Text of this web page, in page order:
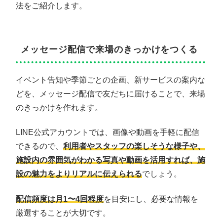
法をご紹介します。
メッセージ配信で来場のきっかけをつくる
イベント告知や季節ごとの企画、新サービスの案内な
どを、メッセージ配信で友だちに届けることで、来場
のきっかけを作れます。
LINE公式アカウントでは、画像や動画を手軽に配信
できるので、 利用者やスタッフの楽しそうな様子や、
施設内の雰囲気がわかる写真や動画を活用すれば、施
設の魅力をよりリアルに伝えられるでしょう。
配信頻度は月1〜4回程度を目安にし、必要な情報を
厳選することが大切です。